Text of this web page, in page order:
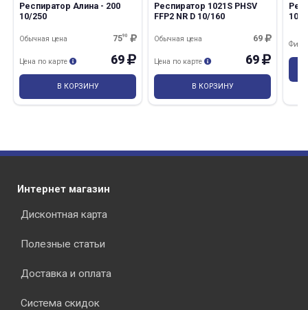
Респиратор Алина - 200
10/250
7590
Обычная цена
69
Цена по карте
В КОРЗИНУ
Респиратор 1021S PHSV
FFP2 NR D 10/160
69
Обычная цена
69
Цена по карте
В КОРЗИНУ
10/
Интернет магазин
Дисконтная карта
Полезные статьи
Доставка и оплата
Система скидок